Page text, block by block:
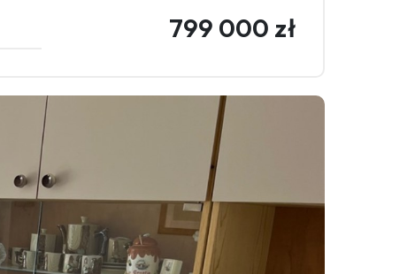
799 000 zł